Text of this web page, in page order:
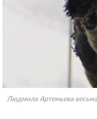
Людмила Артемьева